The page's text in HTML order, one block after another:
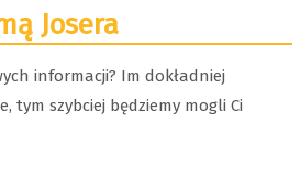
Josera
informacji? Im dokładniej
tym szybciej będziemy mogli Ci